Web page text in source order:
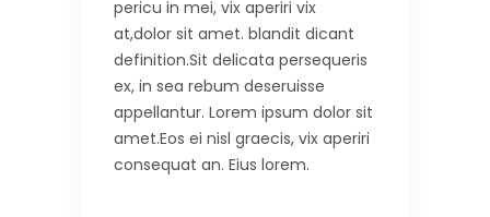
pericu in mei, vix aperiri vix
at,dolor sit amet. blandit dicant
definition.Sit delicata persequeris
ex, in sea rebum deseruisse
appellantur. Lorem ipsum dolor sit
amet.Eos ei nisl graecis, vix aperiri
consequat an. Eius lorem.